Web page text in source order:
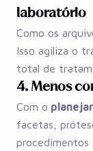
laboratório
Como os
Isso agiliza o
total de
4. Menos
Com o
facetas,
procedimentos